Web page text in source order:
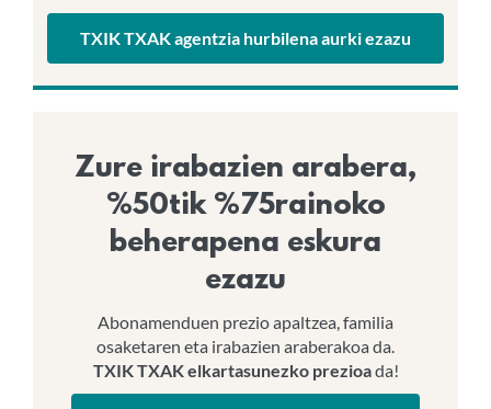
TXIK TXAK agentzia hurbilena aurki ezazu
Zure irabazien arabera,
%50tik %75rainoko
beherapena eskura
ezazu
Abonamenduen prezio apaltzea, familia
osaketaren eta irabazien araberakoa da.
TXIK TXAK elkartasunezko prezioada!